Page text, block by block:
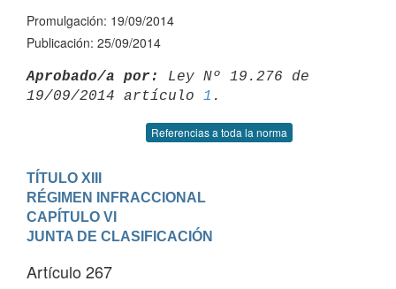
Promulgación: 19/09/2014
Publicación: 25/09/2014
Aprobado/a por:
Ley Nº 19.276 de
19/09/2014 artículo 1
Referencias a toda la norma
TÍTULO XIII
RÉGIMEN INFRACCIONAL
CAPÍTULO VI
JUNTA DE CLASIFICACIÓN
Artículo 267